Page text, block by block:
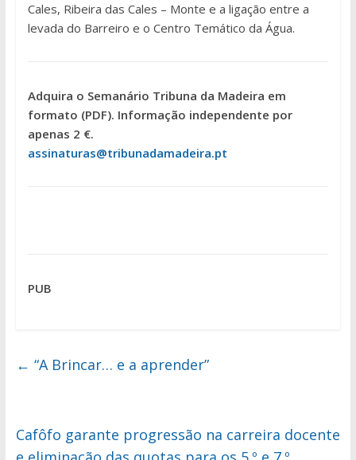
Cales, Ribeira das Cales – Monte e a ligação entre a
levada do Barreiro e o Centro Temático da Água.
Adquira o Semanário Tribuna da Madeira em
formato (PDF). Informação independente por
apenas 2 €.
assinaturas@tribunadamadeira.pt
PUB
← “A Brincar… e a aprender”
Cafôfo garante progressão na carreira docente